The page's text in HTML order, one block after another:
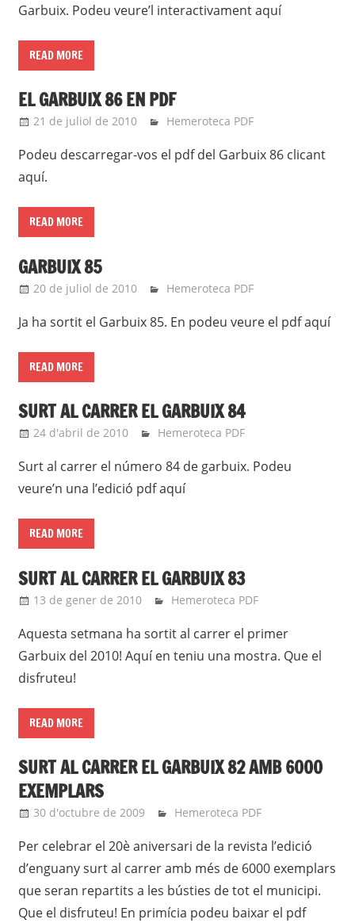
Garbuix. Podeu veure’l interactivament aquí
READ MORE
EL GARBUIX 86 EN PDF
21 de juliol de 2010 roger
Hemeroteca PDF
Podeu descarregar-vos el pdf del Garbuix 86 clicant
aquí.
READ MORE
GARBUIX 85
20 de juliol de 2010 roger
Hemeroteca PDF
Ja ha sortit el Garbuix 85. En podeu veure el pdf aquí
READ MORE
SURT AL CARRER EL GARBUIX 84
24 d'abril de 2010 roger
Hemeroteca PDF
Surt al carrer el número 84 de garbuix. Podeu
veure’n una l’edició pdf aquí
READ MORE
SURT AL CARRER EL GARBUIX 83
13 de gener de 2010 roger
Hemeroteca PDF
Aquesta setmana ha sortit al carrer el primer
Garbuix del 2010! Aquí en teniu una mostra. Que el
disfruteu!
READ MORE
SURT AL CARRER EL GARBUIX 82 AMB 6000
EXEMPLARS
30 d'octubre de 2009 roger
Hemeroteca PDF
Per celebrar el 20è aniversari de la revista l’edició
d’enguany surt al carrer amb més de 6000 exemplars
que seran repartits a les bústies de tot el municipi.
Que el disfruteu! En primícia podeu baixar el pdf